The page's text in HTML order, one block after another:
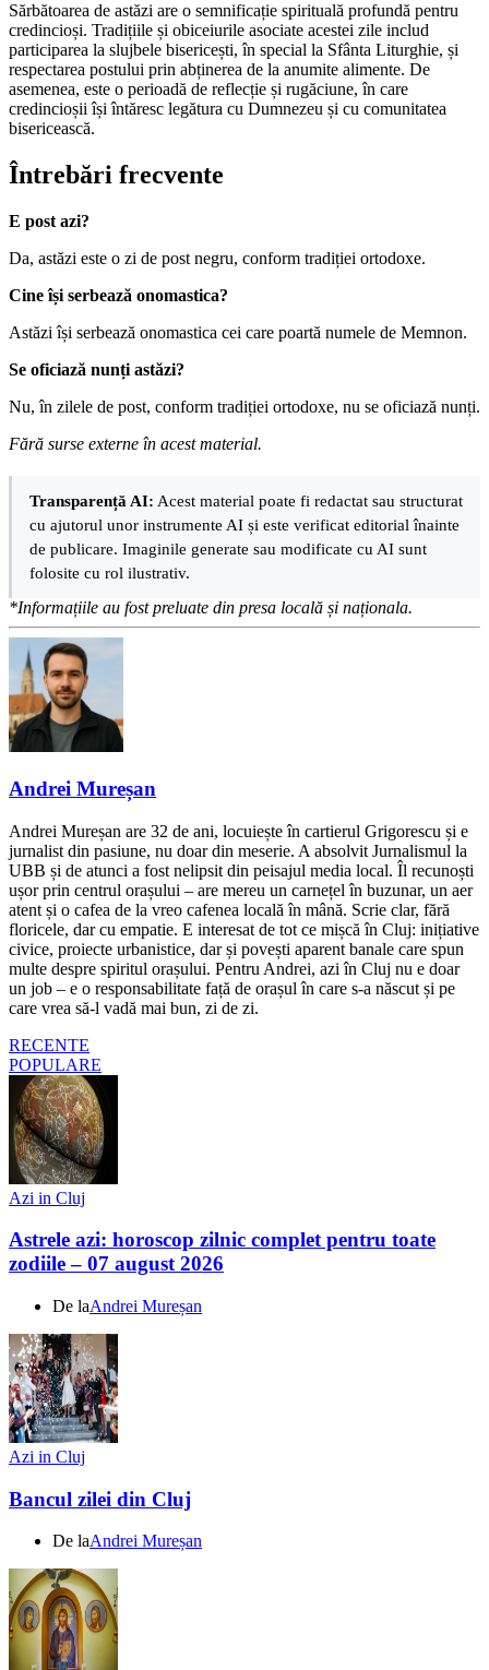
Sărbătoarea de astăzi are o semnificație spirituală profundă pentru
credincioși. Tradițiile și obiceiurile asociate acestei zile includ
participarea la slujbele bisericești, în special la Sfânta Liturghie, și
respectarea postului prin abținerea de la anumite alimente. De
asemenea, este o perioadă de reflecție și rugăciune, în care
credincioșii își întăresc legătura cu Dumnezeu și cu comunitatea
bisericească.
Întrebări frecvente
E post azi?
Da, astăzi este o zi de post negru, conform tradiției ortodoxe.
Cine își serbează onomastica?
Astăzi își serbează onomastica cei care poartă numele de Memnon.
Se oficiază nunți astăzi?
Nu, în zilele de post, conform tradiției ortodoxe, nu se oficiază nunți.
Fără surse externe în acest material.
Transparență AI: Acest material poate fi redactat sau structurat
cu ajutorul unor instrumente AI și este verificat editorial înainte
de publicare. Imaginile generate sau modificate cu AI sunt
folosite cu rol ilustrativ.
*Informațiile au fost preluate din presa locală și naționala.
Andrei Mureșan
Andrei Mureșan are 32 de ani, locuiește în cartierul Grigorescu și e
jurnalist din pasiune, nu doar din meserie. A absolvit Jurnalismul la
UBB și de atunci a fost nelipsit din peisajul media local. Îl recunoști
ușor prin centrul orașului – are mereu un carnețel în buzunar, un aer
atent și o cafea de la vreo cafenea locală în mână. Scrie clar, fără
floricele, dar cu empatie. E interesat de tot ce mișcă în Cluj: inițiative
civice, proiecte urbanistice, dar și povești aparent banale care spun
multe despre spiritul orașului. Pentru Andrei, azi în Cluj nu e doar
un job – e o responsabilitate față de orașul în care s-a născut și pe
care vrea să-l vadă mai bun, zi de zi.
RECENTE
POPULARE
Azi in Cluj
Astrele azi: horoscop zilnic complet pentru toate
zodiile – 07 august 2026
De laAndrei Mureșan
Azi in Cluj
Bancul zilei din Cluj
De laAndrei Mureșan